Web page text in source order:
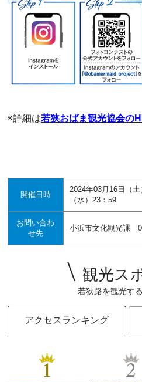
※詳細は若狭おばま観光協会の
開催日時
2024年03月16日（
（水）23：59
お問い合わ
せ先
小浜市文化観光課
観光ス
若狭路を観光す
アクセスランキング
1 2